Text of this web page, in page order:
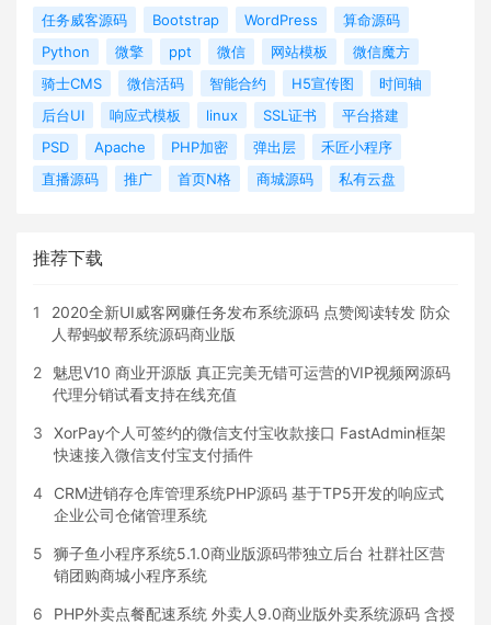
任务威客源码 Bootstrap WordPress
算命源码
Python
微擎 ppt 微信 网站模板
微信魔方
骑士CMS
微信活码 智能合约 H5宣传图
时间轴
后台UI
响应式模板 linux SSL证书
平台搭建
PSD
Apache PHP加密 弹出层
禾匠小程序
直播源码
推广 首页N格 商城源码 私有云盘
推荐下载
1
2020全新UI威客网赚任务发布系统源码 点赞阅读转发 防众
人帮蚂蚁帮系统源码商业版
2
魅思V10 商业开源版 真正完美无错可运营的VIP视频网源码
代理分销试看支持在线充值
3
XorPay个人可签约的微信支付宝收款接口 FastAdmin框架
快速接入微信支付宝支付插件
4
CRM进销存仓库管理系统PHP源码 基于TP5开发的响应式
企业公司仓储管理系统
5
狮子鱼小程序系统5.1.0商业版源码带独立后台 社群社区营
销团购商城小程序系统
6
PHP外卖点餐配速系统 外卖人9.0商业版外卖系统源码 含授